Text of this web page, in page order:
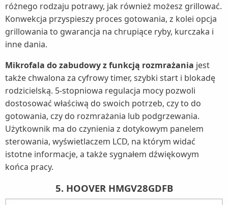
różnego rodzaju potrawy, jak również możesz grillować.
Konwekcja przyspieszy proces gotowania, z kolei opcja
grillowania to gwarancja na chrupiące ryby, kurczaka i
inne dania.
Mikrofala do zabudowy z funkcją rozmrażania jest
także chwalona za cyfrowy timer, szybki start i blokadę
rodzicielską. 5-stopniowa regulacja mocy pozwoli
dostosować właściwą do swoich potrzeb, czy to do
gotowania, czy do rozmrażania lub podgrzewania.
Użytkownik ma do czynienia z dotykowym panelem
sterowania, wyświetlaczem LCD, na którym widać
istotne informacje, a także sygnałem dźwiękowym
końca pracy.
5. HOOVER HMGV28GDFB